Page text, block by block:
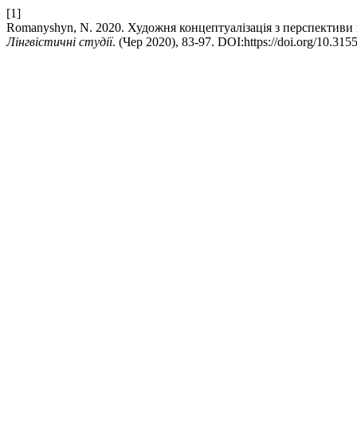
[1]
Romanyshyn, N. 2020. Художня концептуалізація з перспективи
Лінгвістичні студії. (Чер 2020), 83-97. DOI:https://doi.org/